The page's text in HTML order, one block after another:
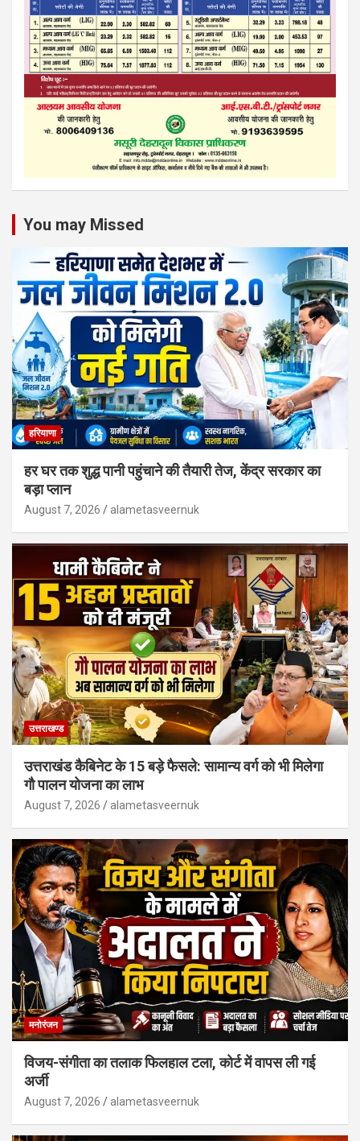
You may Missed
हरियाणा
हर घर तक शुद्ध पानी पहुंचाने की तैयारी तेज, केंद्र सरकार का
बड़ा प्लान
August 7, 2026 alametasveernuk
उत्तराखण्ड
उत्तराखंड कैबिनेट के 15 बड़े फैसले: सामान्य वर्ग को भी मिलेगा
गौ पालन योजना का लाभ
August 7, 2026 alametasveernuk
मनोरंजन
विजय-संगीता का तलाक फिलहाल टला, कोर्ट में वापस ली गई
अर्जी
August 7, 2026 alametasveernuk